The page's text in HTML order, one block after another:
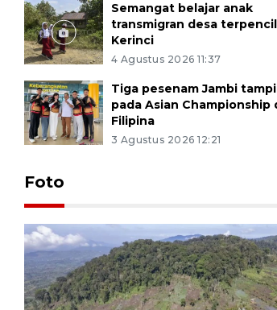
Semangat belajar anak
transmigran desa terpencil
Kerinci
4 Agustus 2026 11:37
Tiga pesenam Jambi tampil
pada Asian Championship
Filipina
3 Agustus 2026 12:21
Foto